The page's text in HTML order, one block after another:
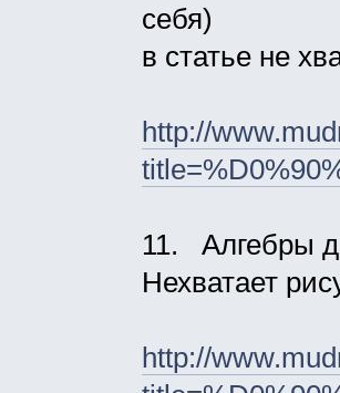
себя)
в статье не
http://
11. Алгебры
Нехватает
http://